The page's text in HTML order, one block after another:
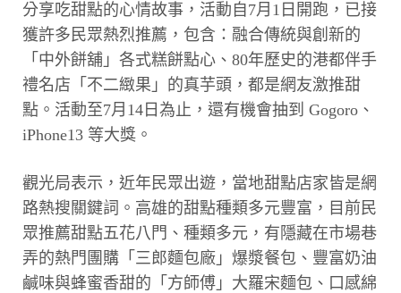
分享吃甜點的心情故事，活動自7月1日開跑，已接
獲許多民眾熱烈推薦，包含：融合傳統與創新的
「中外餅舖」各式糕餅點心、80年歷史的港都伴手
禮名店「不二緻果」的真芋頭，都是網友激推甜
點。活動至7月14日為止，還有機會抽到 Gogoro、
iPhone13 等大獎。
觀光局表示，近年民眾出遊，當地甜點店家皆是網
路熱搜關鍵詞。高雄的甜點種類多元豐富，目前民
眾推薦甜點五花八門、種類多元，有隱藏在市場巷
弄的熱門團購「三郎麵包廠」爆漿餐包、豐富奶油
鹹味與蜂蜜香甜的「方師傅」大羅宋麵包、口感綿